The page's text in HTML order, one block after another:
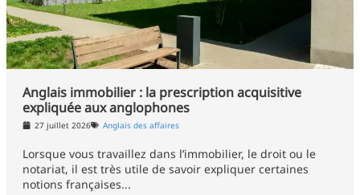
Anglais immobilier : la prescription acquisitive
expliquée aux anglophones
27 juillet 2026 Anglais des affaires
Lorsque vous travaillez dans l’immobilier, le droit ou le
notariat, il est très utile de savoir expliquer certaines
notions françaises...